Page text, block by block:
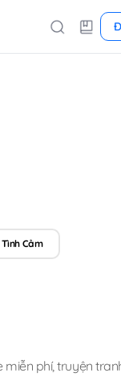
Tình Cảm
miễn phí,truyện